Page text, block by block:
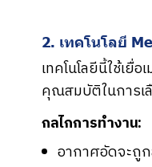
2. เทคโนโลยี
เทคโนโลยีนี้ใช้เยื่
คุณสมบัติในการเ
กลไกการทำงาน:
อากาศอัดจะถูก